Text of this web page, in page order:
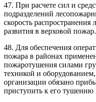
47. При расчете сил и
подразделений
скорость
развития в верховой пожар.
48. Для обеспечения
пожара в районах
пожаротушения силами
техникой и
организации обязано
приступить к его тушению